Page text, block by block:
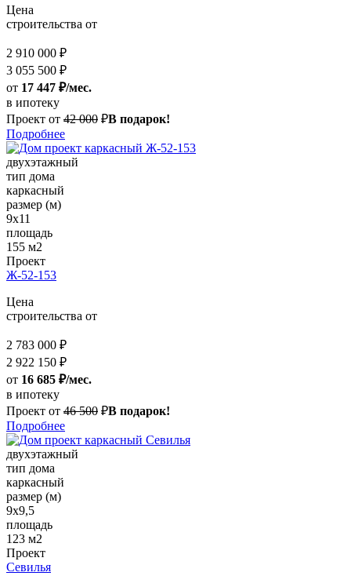
Цена
строительства от
2 910 000 ₽
3 055 500 ₽
от 17 447 ₽/мес.
в ипотеку
Проект от 42 000 ₽В подарок!
Подробнее
двухэтажный
тип дома
каркасный
размер (м)
9x11
площадь
155 м2
Проект
Ж-52-153
Цена
строительства от
2 783 000 ₽
2 922 150 ₽
от 16 685 ₽/мес.
в ипотеку
Проект от 46 500 ₽В подарок!
Подробнее
двухэтажный
тип дома
каркасный
размер (м)
9х9,5
площадь
123 м2
Проект
Севилья